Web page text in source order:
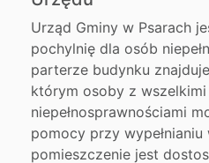
Urząd Gminy w Psarach
pochylnię dla osób
parterze budynku
którym osoby z wszelkimi
niepełnosprawnościami
pomocy przy
pomieszczenie jest